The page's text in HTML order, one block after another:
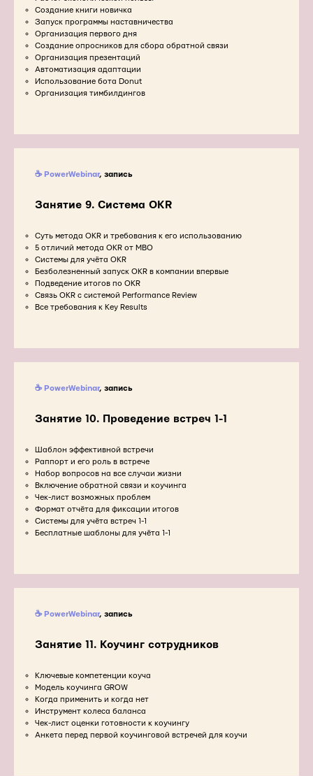
Создание книги новичка
Запуск программы наставничества
Организация первого дня
Создание опросников для сбора обратной связи
Организация презентаций
Автоматизация адаптации
Использование бота Donut
Организация тимбилдингов
☕ PowerWebinar, запись
Занятие 9. Система OKR
Суть метода OKR и требования к его использованию
5 отличий метода OKR от MBO
Системы для учёта OKR
Безболезненный запуск OKR в компании впервые
Подведение итогов по OKR
Связь OKR с системой Performance Review
Все требования к Key Results
☕ PowerWebinar, запись
Занятие 10. Проведение встреч 1-1
Шаблон эффективной встречи
Раппорт и его роль в встрече
Набор вопросов на все случаи жизни
Включение обратной связи и коучинга
Чек-лист возможных проблем
Формат отчёта для фиксации итогов
Системы для учёта встреч 1-1
Бесплатные шаблоны для учёта 1-1
☕ PowerWebinar, запись
Занятие 11. Коучинг сотрудников
Ключевые компетенции коуча
Модель коучинга GROW
Когда применить и когда нет
Инструмент колеса баланса
Чек-лист оценки готовности к коучингу
Анкета перед первой коучинговой встречей для коучи